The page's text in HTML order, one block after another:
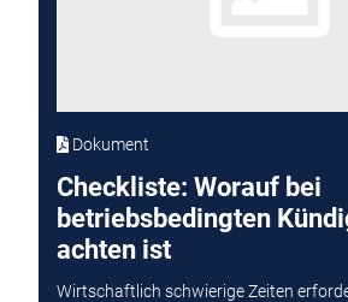
Dokument
Checkliste: Worauf bei
betriebsbedingten
achten ist
Wirtschaftlich schwierige Zeiten